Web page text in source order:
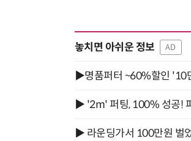
놓치면 아쉬운 정보 AD
▶명품퍼터 ~60%할인 '10
▶ '2m' 퍼팅, 100% 성공!
▶ 라운딩가서 100만원 벌